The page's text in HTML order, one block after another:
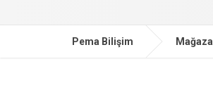
Pema Bilişim Mağaza